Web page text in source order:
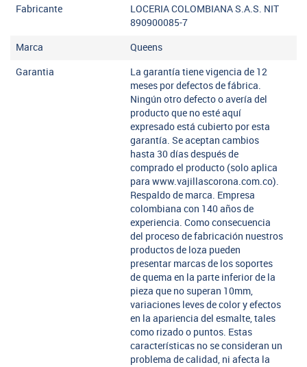
Fabricante
LOCERIA COLOMBIANA S.A.S. NIT
890900085-7
Marca Queens
Garantia
La garantía tiene vigencia de 12
meses por defectos de fábrica.
Ningún otro defecto o avería del
producto que no esté aquí
expresado está cubierto por esta
garantía. Se aceptan cambios
hasta 30 días después de
comprado el producto (solo aplica
para www.vajillascorona.com.co).
Respaldo de marca. Empresa
colombiana con 140 años de
experiencia. Como consecuencia
del proceso de fabricación nuestros
productos de loza pueden
presentar marcas de los soportes
de quema en la parte inferior de la
pieza que no superan 10mm,
variaciones leves de color y efectos
en la apariencia del esmalte, tales
como rizado o puntos. Estas
características no se consideran un
problema de calidad, ni afecta la